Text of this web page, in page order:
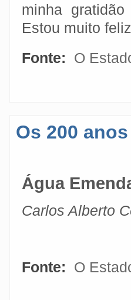
minha
Estou muito
Fonte:
O
Os 200
Água
Carlos Alberto
Fonte: O